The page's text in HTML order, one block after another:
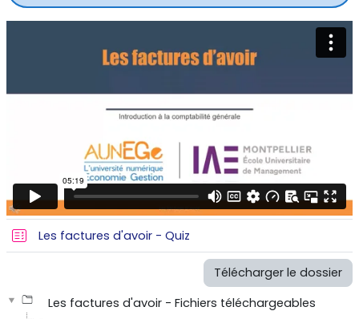
Les factures d'avoir - Quiz
Télécharger le dossier
Les factures d'avoir - Fichiers téléchargeables